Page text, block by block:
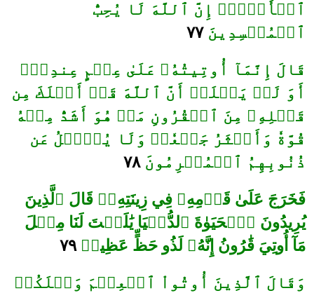
ٱلۡأَرۡضِۖ إِنَّ ٱللَّهَ لَا يُحِبُّ
ٱلۡمُفۡسِدِينَ ٧٧
قَالَ إِنَّمَآ أُوتِيتُهُۥ عَلَىٰ عِلۡمٍ عِندِيٓۚ
أَوَ لَمۡ يَعۡلَمۡ أَنَّ ٱللَّهَ قَدۡ أَهۡلَكَ مِن
قَبۡلِهِۦ مِنَ ٱلۡقُرُونِ مَنۡ هُوَ أَشَدُّ مِنۡهُ
قُوَّةٗ وَأَكۡثَرُ جَمۡعٗاۚ وَلَا يُسۡ‍َٔلُ عَن
ذُنُوبِهِمُ ٱلۡمُجۡرِمُونَ ٧٨
فَخَرَجَ عَلَىٰ قَوۡمِهِۦ فِي زِينَتِهِۦۖ قَالَ ٱلَّذِينَ
يُرِيدُونَ ٱلۡحَيَوٰةَ ٱلدُّنۡيَا يَٰلَيۡتَ لَنَا مِثۡلَ
مَآ أُوتِيَ قَٰرُونُ إِنَّهُۥ لَذُو حَظٍّ عَظِيمٖ ٧٩
وَقَالَ ٱلَّذِينَ أُوتُواْ ٱلۡعِلۡمَ وَيۡلَكُمۡ